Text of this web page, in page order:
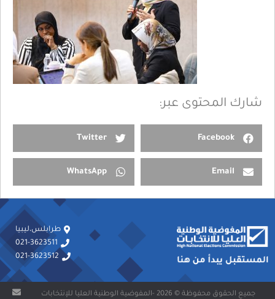
شارك المحتوى عبر:
Facebook
Twitter
Email
WhatsApp
طرابلس،ليبيا
021-3623511
021-3623512
جميع الحقوق محفوظة © 2026 -المفوضية الوطنية العليا للإنتخابات